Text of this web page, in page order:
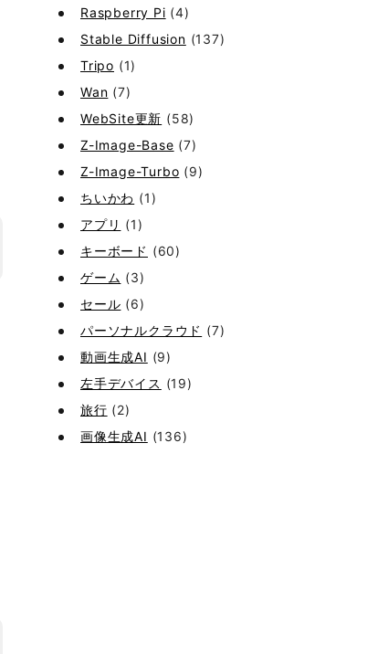
Raspberry Pi (4)
Stable Diffusion (137)
Tripo (1)
Wan (7)
WebSite更新 (58)
Z-Image-Base (7)
Z-Image-Turbo (9)
ちいかわ (1)
アプリ (1)
キーボード (60)
ゲーム (3)
セール (6)
パーソナルクラウド (7)
動画生成AI (9)
左手デバイス (19)
旅行 (2)
画像生成AI (136)